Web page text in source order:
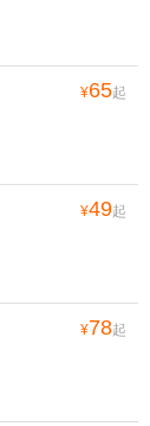
¥65起
¥49起
¥78起